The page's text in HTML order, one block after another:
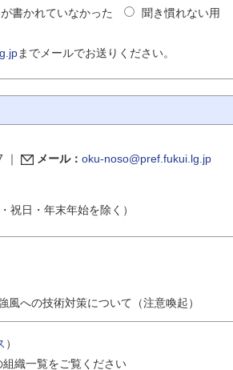
書かれていなかった
聞き慣れない用
までメールでお送りください。
｜ メール： oku-noso@pref.fukui.lg.jp
祝日・年末年始を除く）
風への技術対策について（注意喚起）
）
織一覧をご覧ください